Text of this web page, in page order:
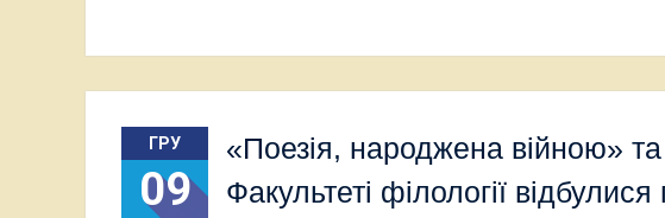
ГРУ
09
«Поезія, народжена війною»
Факультеті філології